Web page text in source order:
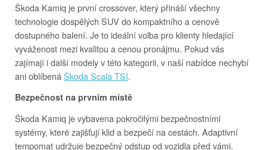
Škoda Kamiq je první crossover, který přináší všechny
technologie dospělých SUV do kompaktního a cenově
dostupného balení. Je to ideální volba pro klienty hledající
vyváženost mezi kvalitou a cenou pronájmu. Pokud vás
zajímají i další modely v této kategorii, v naší nabídce nechybí
ani oblíbená Škoda Scala TSI.
Bezpečnost na prvním místě
Škoda Kamiq je vybavena pokročilými bezpečnostními
systémy, které zajišťují klid a bezpečí na cestách. Adaptivní
tempomat udržuje bezpečný odstup od vozidla před vámi,